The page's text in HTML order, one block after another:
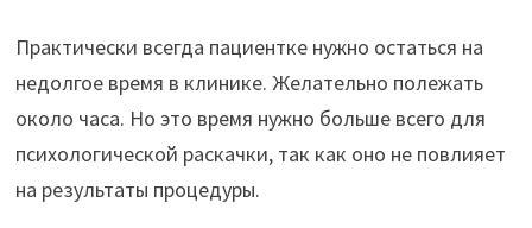
Практически всегда пациентке нужно остаться на
недолгое время в клинике. Желательно полежать
около часа. Но это время нужно больше всего для
психологической раскачки, так как оно не повлияет
на результаты процедуры.